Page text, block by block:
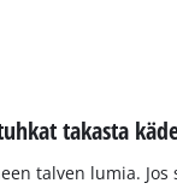
takasta
talven lumia.